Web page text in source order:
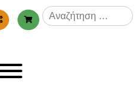
Αναζήτηση
για: